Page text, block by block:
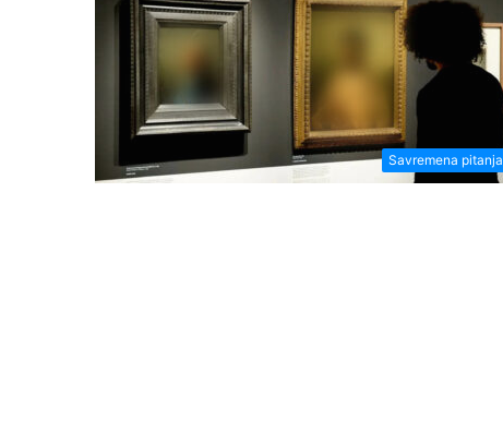
Savremena pitanja